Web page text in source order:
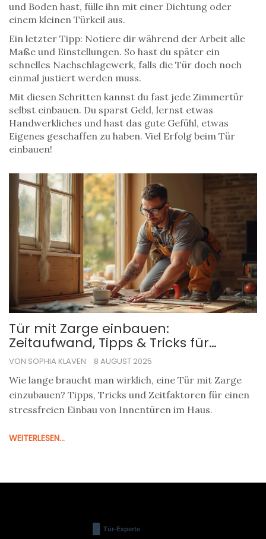
und Boden hast, fülle ihn mit einer Dichtung oder
einem kleinen Türkeil aus.
Ein letzter Tipp: Notiere dir während der Arbeit alle
Maße und Einstellungen. So hast du später ein
schnelles Nachschlagewerk, falls die Tür doch noch
einmal justiert werden muss.
Mit diesen Schritten kannst du fast jede Zimmertür
selbst einbauen. Du sparst Geld, lernst etwas
Handwerkliches und hast das gute Gefühl, etwas
Eigenes geschaffen zu haben. Viel Erfolg beim Tür
einbauen!
Tür mit Zarge einbauen:
Zeitaufwand, Tipps & Tricks für
reibungslosen Einbau
VON SOPHIA KLAVEN 8 AUGUST 2025
Wie lange braucht man wirklich, eine Tür mit Zarge
einzubauen? Tipps, Tricks und Zeitfaktoren für einen
stressfreien Einbau von Innentüren im Haus.
WEITERLESEN...